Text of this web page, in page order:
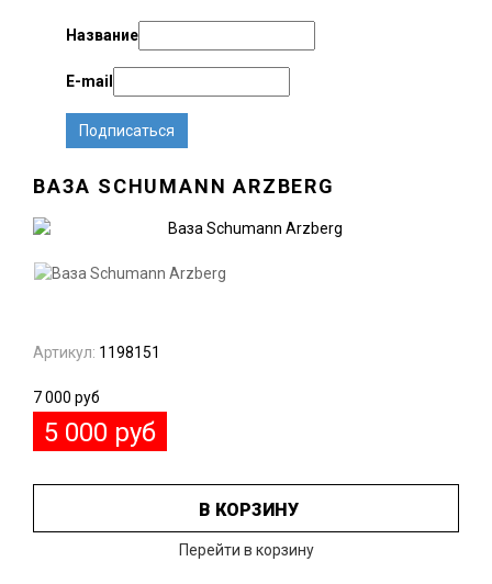
Название
E-mail
ВАЗА SCHUMANN ARZBERG
Артикул: 1198151
7 000 руб
5 000 руб
В КОРЗИНУ
Перейти в корзину